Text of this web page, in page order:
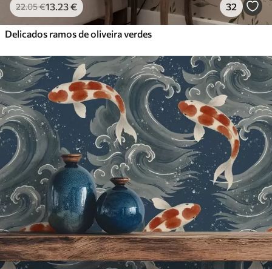
22.05€13.23€ 32
Delicados ramos de oliveira verdes